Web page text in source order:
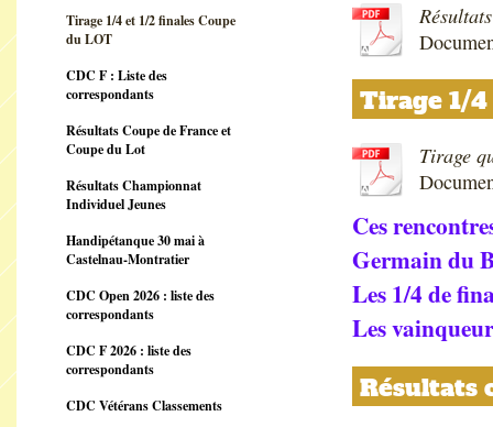
Tirage 1/4 et 1/2 finales Coupe
du LOT
CDC F : Liste des
correspondants
Résultats Coupe de France et
Coupe du Lot
Résultats Championnat
Individuel Jeunes
Handipétanque 30 mai à
Castelnau-Montratier
CDC Open 2026 : liste des
correspondants
CDC F 2026 : liste des
correspondants
CDC Vétérans Classements
Tirage 1/
Tirage
Ces
Germain du
Les 1/4 de
Les
Résultats